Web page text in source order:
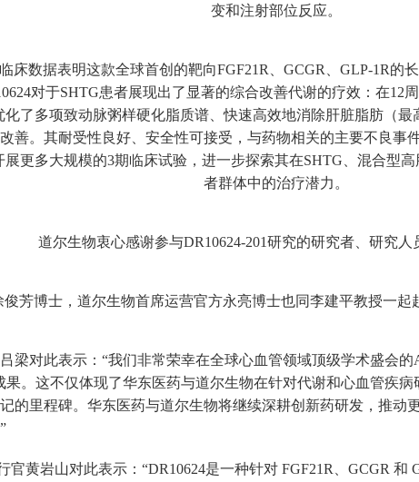
变和注射部位反应。
床数据表明这款全球首创的靶向FGF21R、GCGR、GLP-1R
对于SHTG患者展现出了显著的综合改善代谢的疗效：在12
化了多项致动脉粥样硬化脂质谱、快速高效地消除肝脏脂肪（
善。其耐受性良好、安全性可接受，与药物相关的主要不良事
展更多大规模的3期临床试验，进一步探索其在SHTG、混合型
者群体中的治疗潜力。
道尔生物衷心感谢参与DR10624-201研究的研究者、研究人
芳博士，道尔生物首席运营官方永亮博士也同李建平教授一起
梁对此表示：“我们非常荣幸在全球心血管领域顶级学术盛会
果。这不仅体现了华东医药与道尔生物在针对代谢和心血管疾
的里程碑。华东医药与道尔生物将继续深耕创新药研发，推动
黄岩山对此表示：“DR10624是一种针对 FGF21R、GCGR 和